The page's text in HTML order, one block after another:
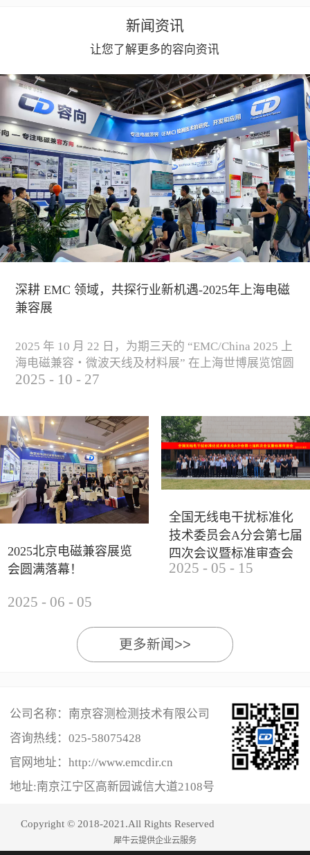
新闻资讯
让您了解更多的容向资讯
深耕 EMC 领域，共探行业新机遇-2025年上海电磁
兼容展
2025 年 10 月 22 日，为期三天的 “EMC/China 2025 上
海电磁兼容・微波天线及材料展” 在上海世博展览馆圆
满落下帷幕。作为电磁兼容领域的行业盛会，本届展
研讨及产品展示等多种形式，深入交流行业见解，踊
跃探索合作空间，为电磁兼容领域的高质量发展汇聚
了新动能。产品展示展会现场，公司展示了...
2025 - 10 - 27
2025北京电磁兼容展览
会圆满落幕！
2025 - 06 - 05
全国无线电干扰标准化
技术委员会A分会第七届
四次会议暨标准审查会
成功举办
2025 - 05 - 15
更多新闻>>
公司名称：南京容测检测技术有限公司
咨询热线： 025-58075428
官网地址：http://www.emcdir.cn
地址:南京江宁区高新园诚信大道2108号
Copyright © 2018-2021.All Rights Reserved
犀牛云提供企业云服务